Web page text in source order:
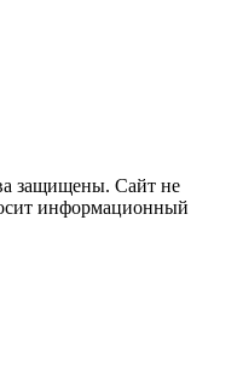
защищены. Сайт не
информационный